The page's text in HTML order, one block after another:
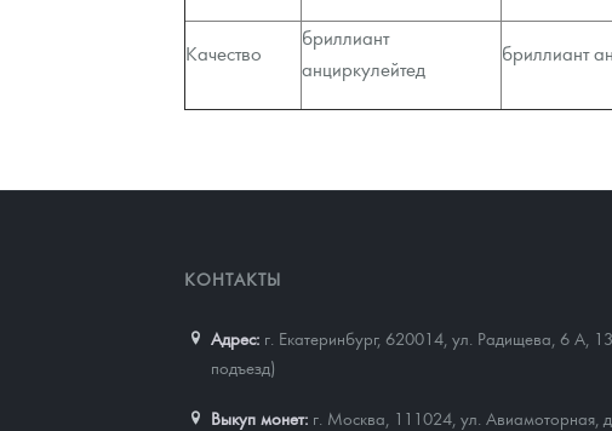
Качество
бриллиант
анциркулейтед
бриллиант
КОНТАКТЫ
Адрес: г. Екатеринбург, 620014 ул. Радищева, 6 А,
подъезд)
Выкуп монет: г. Москва, 111024, ул. Авиамоторная,